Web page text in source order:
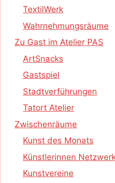
TextilWerk
Wahrnehmungsräume
Zu Gast im Atelier PAS
ArtSnacks
Gastspiel
Stadtverführungen
Tatort Atelier
Zwischenräume
Kunst des Monats
Künstlerinnen
Kunstvereine